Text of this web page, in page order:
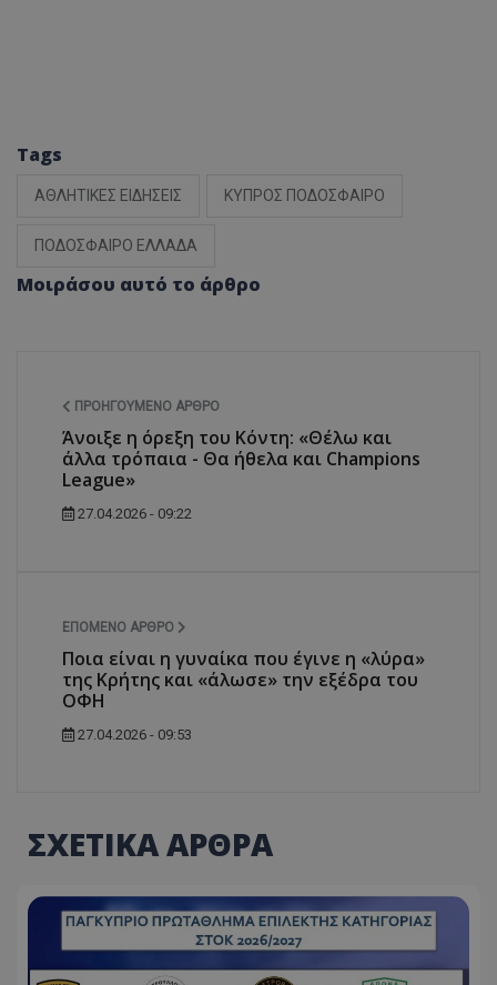
Tags
ΑΘΛΗΤΙΚΕΣ ΕΙΔΗΣΕΙΣ ΚΥΠΡΟΣ ΠΟΔΟΣΦΑΙΡΟ
ΠΟΔΟΣΦΑΙΡΟ ΕΛΛΑΔΑ
Μοιράσου αυτό το άρθρο
ΠΡΟΗΓΟΎΜΕΝΟ ΆΡΘΡΟ
Άνοιξε η όρεξη του Κόντη: «Θέλω και
άλλα τρόπαια - Θα ήθελα και Champions
League»
27.04.2026 - 09:22
ΕΠΌΜΕΝΟ ΆΡΘΡΟ
Ποια είναι η γυναίκα που έγινε η «λύρα»
της Κρήτης και «άλωσε» την εξέδρα του
ΟΦΗ
27.04.2026 - 09:53
ΣΧΕΤΙΚΑ ΑΡΘΡΑ